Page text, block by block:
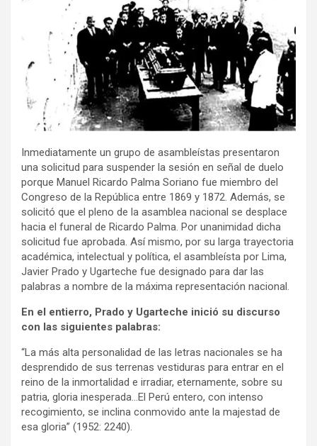
Inmediatamente un grupo de asambleístas presentaron
una solicitud para suspender la sesión en señal de duelo
porque Manuel Ricardo Palma Soriano fue miembro del
Congreso de la República entre 1869 y 1872. Además, se
solicitó que el pleno de la asamblea nacional se desplace
hacia el funeral de Ricardo Palma. Por unanimidad dicha
solicitud fue aprobada. Así mismo, por su larga trayectoria
académica, intelectual y política, el asambleísta por Lima,
Javier Prado y Ugarteche fue designado para dar las
palabras a nombre de la máxima representación nacional.
En el entierro, Prado y Ugarteche inició su discurso
con las siguientes palabras:
“La más alta personalidad de las letras nacionales se ha
desprendido de sus terrenas vestiduras para entrar en el
reino de la inmortalidad e irradiar, eternamente, sobre su
patria, gloria inesperada…El Perú entero, con intenso
recogimiento, se inclina conmovido ante la majestad de
esa gloria” (1952: 2240).